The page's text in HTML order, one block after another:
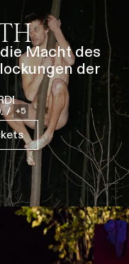
Kontakt
Macht des
der
/ 5